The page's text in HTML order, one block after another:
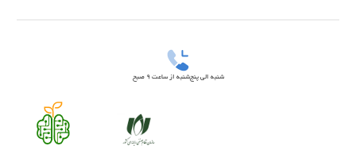
شنبه الی پنج‌شنبه از ساعت 9 صبح